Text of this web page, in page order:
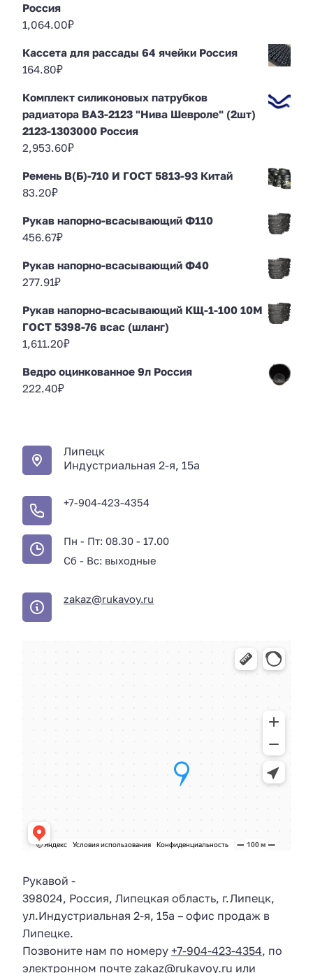
Россия
1,064.00₽
Кассета для рассады 64 ячейки Россия
164.80₽
Комплект силиконовых патрубков
радиатора ВАЗ-2123 "Нива Шевроле" (2шт)
2123-1303000 Россия
2,953.60₽
Ремень В(Б)-710 И ГОСТ 5813-93 Китай
83.20₽
Рукав напорно-всасывающий Ф110
456.67₽
Рукав напорно-всасывающий Ф40
277.91₽
Рукав напорно-всасывающий КЩ-1-100 10М
ГОСТ 5398-76 всас (шланг)
1,611.20₽
Ведро оцинкованное 9л Россия
222.40₽
Липецк
Индустриальная 2-я, 15а
+7-904-423-4354
Пн - Пт: 08.30 - 17.00
Сб - Вс: выходные
zakaz@rukavoy.ru
Рукавой -
398024, Россия, Липецкая область, г.Липецк,
ул.Индустриальная 2-я, 15а – офис продаж в
Липецке.
Позвоните нам по номеру +7-904-423-4354, по
электронном почте zakaz@rukavoy.ru или